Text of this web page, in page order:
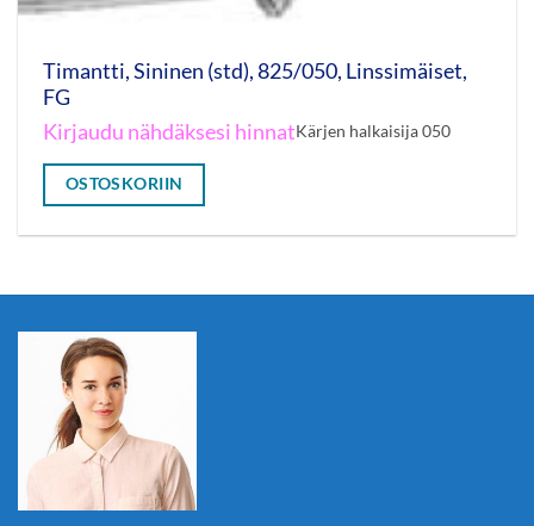
Timantti, Sininen (std), 825/050, Linssimäiset,
FG
Kirjaudu nähdäksesi hinnatKärjen halkaisija 050
OSTOSKORIIN